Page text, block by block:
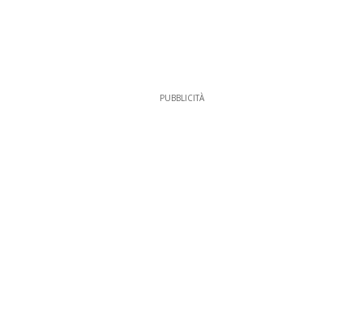
PUBBLICITÀ